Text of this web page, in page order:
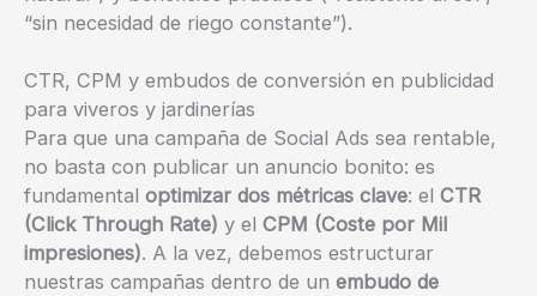
“sin necesidad de riego constante”).
CTR, CPM y embudos de conversión en publicidad
para viveros y jardinerías
Para que una campaña de Social Ads sea rentable,
no basta con publicar un anuncio bonito: es
fundamental optimizar dos métricas clave: el CTR
(Click Through Rate) y el CPM (Coste por Mil
impresiones). A la vez, debemos estructurar
nuestras campañas dentro de un embudo de